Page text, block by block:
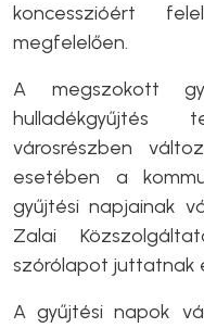
koncesszióért
megfelelően.
A megszokott
városrészben
esetében a
gyűjtési napjainak
Zalai
szórólapot juttatnak
A gyűjtési napok